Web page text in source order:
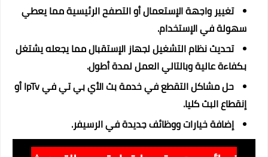
تغيير واجهة الإستعمال أو التصفح الرئيسية مما يعطي
سهولة في الإستخدام.
تحديث نظام التشغيل لجهاز الإستقبال مما يجعله يشتغل
بكفاءة عالية وبالتالي العمل لمدة أطول.
حل مشاكل التقطع في خدمة بث الأي بي تي في IpTv أو
إنقطاع البث كليا.
إضافة خيارات ووظائف جديدة في الرسيفر.